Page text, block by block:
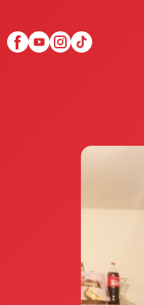
Scopri
Le
La